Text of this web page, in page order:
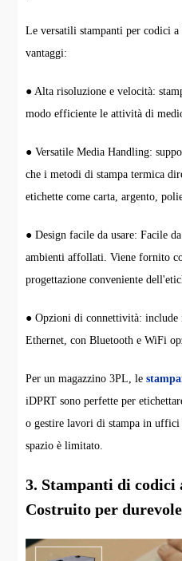
Le versatili stampanti per codici
vantaggi:
● Alta risoluzione e velocità:
modo efficiente le attività di
● Versatile Media Handling:
che i metodi di stampa termica
etichette come carta, argento,
● Design facile da usare: Facile
ambienti affollati. Viene fornito
progettazione conveniente
● Opzioni di connettività: include
Ethernet, con Bluetooth e WiFi
Per un magazzino 3PL, le
iDPRT sono perfette per
o gestire lavori di stampa in
spazio è limitato.
3. Stampanti di
Costruito per